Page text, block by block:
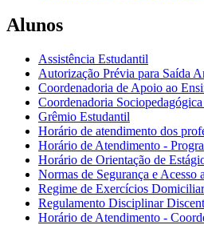
Alunos
Assistência Estudantil
Autorização Prévia para Saída
Coordenadoria de Apoio ao
Coordenadoria
Grêmio Estudantil
Horário de atendimento dos
Horário de Atendimento -
Horário de Orientação de
Normas de Segurança e Acesso
Regime de Exercícios
Regulamento Disciplinar
Horário de Atendimento -